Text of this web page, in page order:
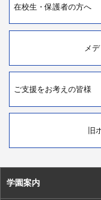
在校生・保護者の方へ
メ
ご支援をお考えの皆様
旧
学園案内